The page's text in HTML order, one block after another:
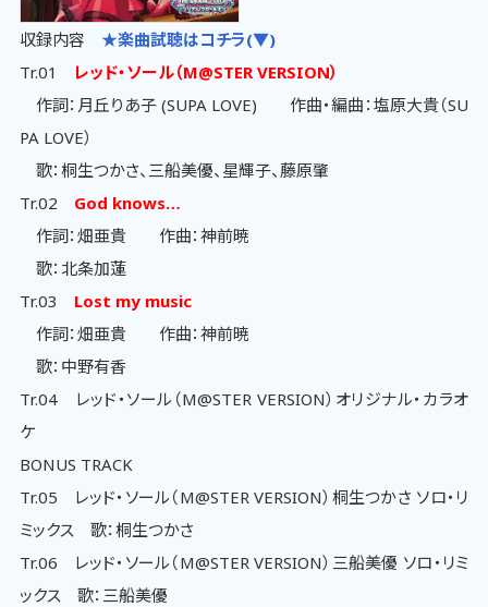
収録内容 ★楽曲試聴はコチラ(▼)
Tr.01
レッド・ソール（M@STER VERSION）
作詞：月丘りあ子 (SUPA LOVE) 作曲・編曲：塩原大貴（SU
PA LOVE）
歌：桐生つかさ、三船美優、星輝子、藤原肇
Tr.02 God knows…
作詞：畑亜貴 作曲：神前暁
歌：北条加蓮
Tr.03 Lost my music
作詞：畑亜貴 作曲：神前暁
歌：中野有香
Tr.04 レッド・ソール（M@STER VERSION）オリジナル・カラオ
ケ
BONUS TRACK
Tr.05 レッド・ソール（M@STER VERSION）桐生つかさ ソロ・リ
ミックス 歌：桐生つかさ
Tr.06 レッド・ソール（M@STER VERSION）三船美優 ソロ・リミ
ックス 歌：三船美優